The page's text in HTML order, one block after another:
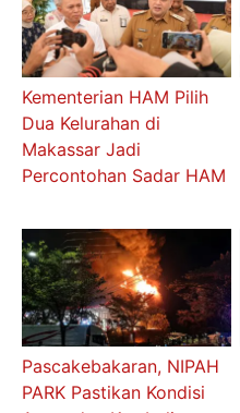
Kementerian HAM Pilih
Dua Kelurahan di
Makassar Jadi
Percontohan Sadar HAM
Pascakebakaran, NIPAH
PARK Pastikan Kondisi